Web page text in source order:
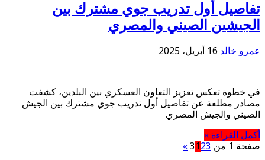
تفاصيل أول تدريب جوي مشترك بين
الجيشين الصيني والمصري
عمرو خالد 16 أبريل، 2025
في خطوة تعكس تعزيز التعاون العسكري بين البلدين، كشفت
مصادر مطلعة عن تفاصيل أول تدريب جوي مشترك بين الجيش
الصيني والجيش المصري
أكمل القراءة »
صفحة 1 من 3
123
»